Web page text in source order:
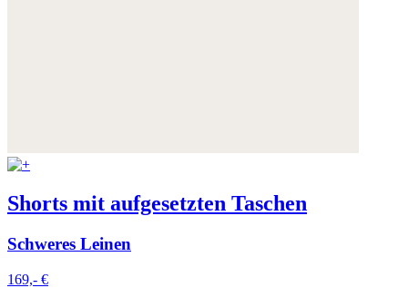
Shorts mit aufgesetzten Taschen
Schweres Leinen
169,- €